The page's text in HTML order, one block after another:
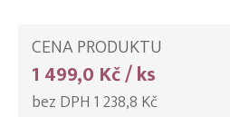
CENA PRODUKTU
1 499,0 Kč / ks
bez DPH 1 238,8 Kč